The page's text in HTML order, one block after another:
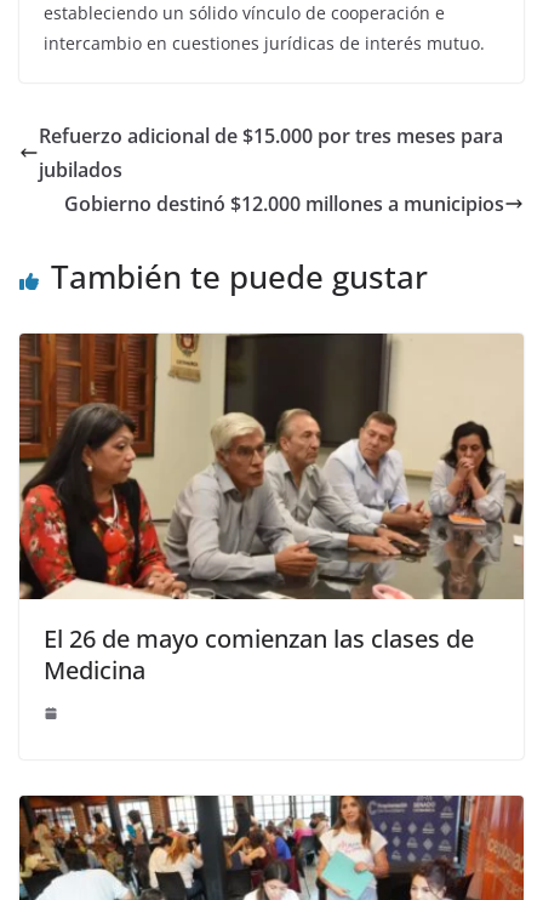
estableciendo un sólido vínculo de cooperación e
intercambio en cuestiones jurídicas de interés mutuo.
Refuerzo adicional de $15.000 por tres meses para
jubilados
Gobierno destinó $12.000 millones a municipios
También te puede gustar
El 26 de mayo comienzan las clases de
Medicina